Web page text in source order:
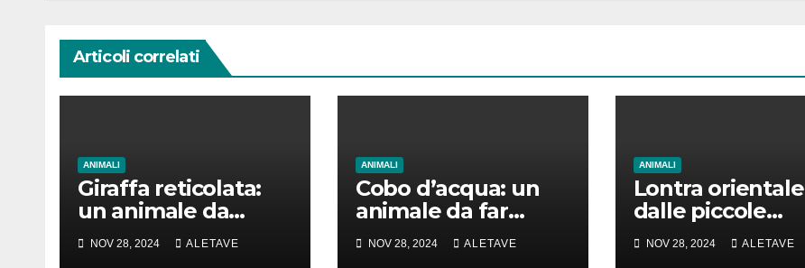
Articoli correlati
ANIMALI
Giraffa reticolata:
un animale da
amare
NOV 28, 2024 ALETAVE
ANIMALI
Cobo d’acqua: un
animale da far
girare la testa
NOV 28, 2024 ALETAVE
ANIMALI
Lontra orientale
dalle piccole
unghie: un vero
animale di cui
NOV 28, 2024 ALETAVE